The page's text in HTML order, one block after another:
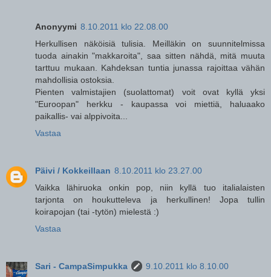
Anonyymi 8.10.2011 klo 22.08.00
Herkullisen näköisiä tulisia. Meilläkin on suunnitelmissa
tuoda ainakin "makkaroita", saa sitten nähdä, mitä muuta
tarttuu mukaan. Kahdeksan tuntia junassa rajoittaa vähän
mahdollisia ostoksia.
Pienten valmistajien (suolattomat) voit ovat kyllä yksi
"Euroopan" herkku - kaupassa voi miettiä, haluaako
paikallis- vai alppivoita...
Vastaa
Päivi / Kokkeillaan 8.10.2011 klo 23.27.00
Vaikka lähiruoka onkin pop, niin kyllä tuo italialaisten
tarjonta on houkutteleva ja herkullinen! Jopa tullin
koirapojan (tai -tytön) mielestä :)
Vastaa
Sari - CampaSimpukka
9.10.2011 klo 8.10.00